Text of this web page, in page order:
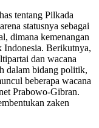
tentang Pilkada
statusnya sebagai
dimana kemenangan
Indonesia. Berikutnya,
dan wacana
dalam bidang politik,
beberapa wacana
Prabowo-Gibran.
zaken